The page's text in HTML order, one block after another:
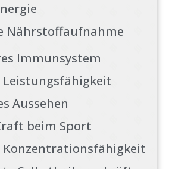
Nährstoffaufnahme
Immunsystem
Leistungsfähigkeit
Aussehen
beim Sport
Konzentrationsfähigkeit